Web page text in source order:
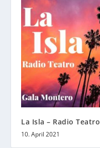
La Isla – Radio Teatro
10. April 2021